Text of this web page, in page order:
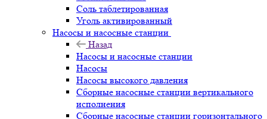
Соль таблетированная
Уголь активированный
Насосы и насосные станции
Назад
Насосы и насосные станции
Насосы
Насосы высокого давления
Сборные насосные станции вертикального
исполнения
Сборные насосные станции горизонтального